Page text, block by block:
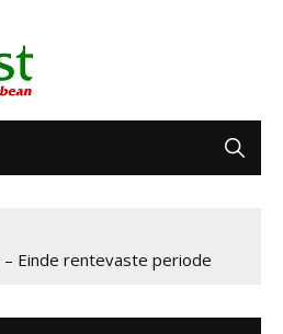
Einde rentevaste periode